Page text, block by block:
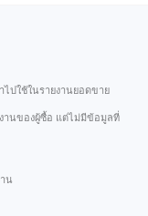
ไปใช้ในรายงานยอดขาย
านของผู้ซื้อ แต่ไม่มีข้อมูลที่
น